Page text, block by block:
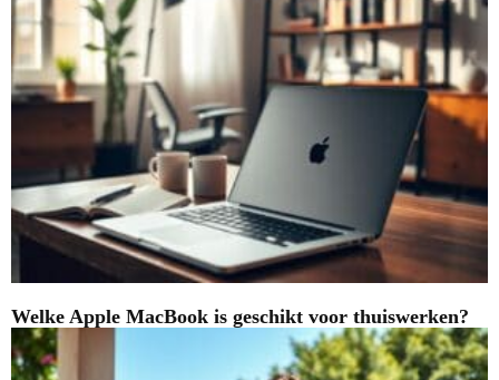
Welke Apple MacBook is geschikt voor thuiswerken?